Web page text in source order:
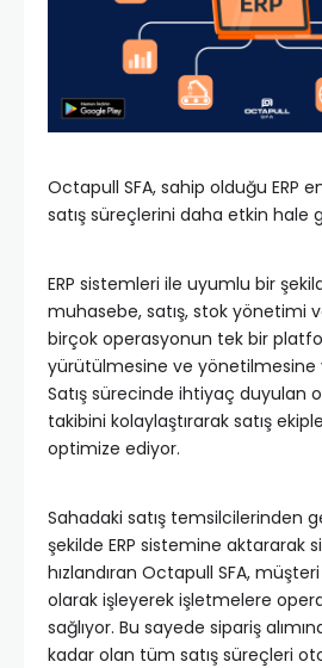
Octapull SFA, sahip olduğu ERP
satış süreçlerini daha etkin hale
ERP sistemleri ile uyumlu bir
muhasebe, satış, stok yönetimi
birçok operasyonun tek bir
yürütülmesine ve yönetilmesine
Satış sürecinde ihtiyaç duyulan
takibini kolaylaştırarak satış
optimize ediyor.
Sahadaki satış temsilcilerinden
şekilde ERP sistemine aktararak
hızlandıran Octapull SFA,
olarak işleyerek işletmelere
sağlıyor. Bu sayede sipariş
kadar olan tüm satış süreçleri